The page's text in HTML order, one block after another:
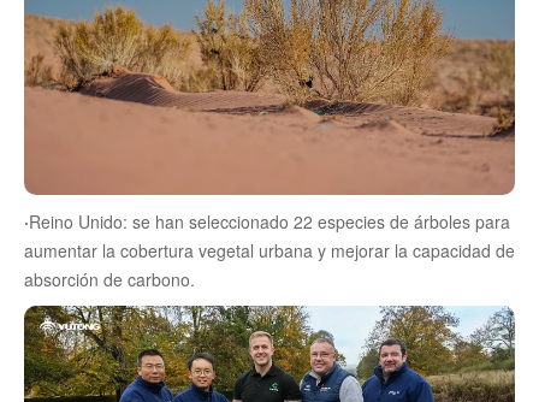
·Reino Unido: se han seleccionado 22 especies de árboles para
aumentar la cobertura vegetal urbana y mejorar la capacidad de
absorción de carbono.